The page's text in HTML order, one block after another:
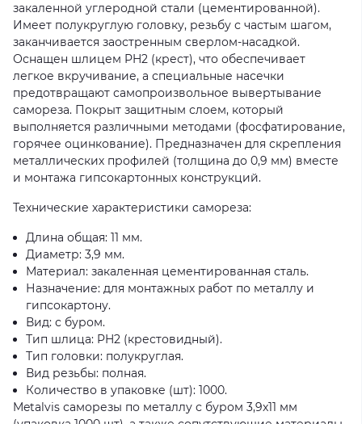
закаленной углеродной стали (цементированной).
Имеет полукруглую головку, резьбу с частым шагом,
заканчивается заостренным сверлом-насадкой.
Оснащен шлицем PH2 (крест), что обеспечивает
легкое вкручивание, а специальные насечки
предотвращают самопроизвольное вывертывание
самореза. Покрыт защитным слоем, который
выполняется различными методами (фосфатирование,
горячее оцинкование). Предназначен для скрепления
металлических профилей (толщина до 0,9 мм) вместе
и монтажа гипсокартонных конструкций.
Технические характеристики самореза:
Длина общая: 11 мм.
Диаметр: 3,9 мм.
Материал: закаленная цементированная сталь.
Назначение: для монтажных работ по металлу и
гипсокартону.
Вид: с буром.
Тип шлица: PH2 (крестовидный).
Тип головки: полукруглая.
Вид резьбы: полная.
Количество в упаковке (шт): 1000.
Metalvis саморезы по металлу с буром 3,9x11 мм